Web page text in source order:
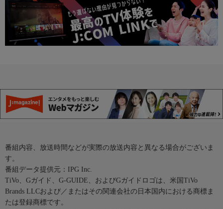
番組内容、放送時間などが実際の放送内容と異なる場合がございま
す。
番組データ提供元：IPG Inc.
TiVo、Gガイド、G-GUIDE、およびGガイドロゴは、米国TiVo
Brands LLCおよび／またはその関連会社の日本国内における商標ま
たは登録商標です。